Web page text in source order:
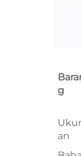
g
Ukur
an